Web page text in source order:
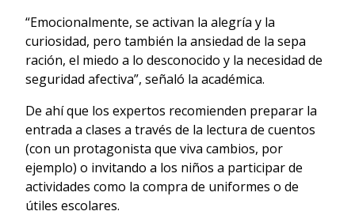
“Emocionalmente, se activan la alegría y la
curiosidad, pero también la ansiedad de la sepa
ración, el miedo a lo desconocido y la necesidad de
seguridad afectiva”, señaló la académica.
De ahí que los expertos recomienden preparar la
entrada a clases a través de la lectura de cuentos
(con un protagonista que viva cambios, por
ejemplo) o invitando a los niños a participar de
actividades como la compra de uniformes o de
útiles escolares.